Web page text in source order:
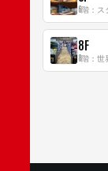
8F